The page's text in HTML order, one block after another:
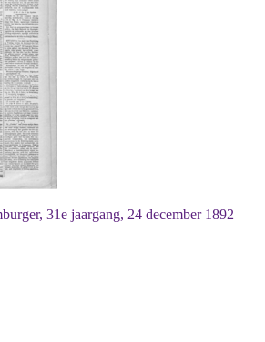
31e jaargang, 24 december 1892